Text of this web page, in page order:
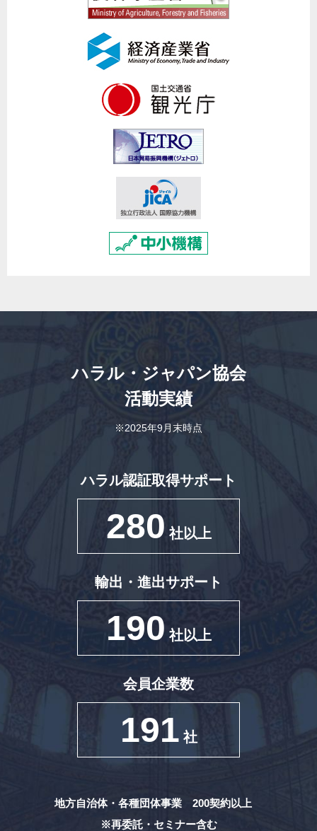
ハラル・ジャパン協会
活動実績
※2025年9月末時点
ハラル認証取得サポート
280 社以上
輸出・進出サポート
190 社以上
会員企業数
191 社
地方自治体・各種団体事業 200契約以上
※再委託・セミナー含む